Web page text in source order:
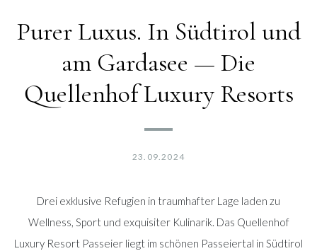
Purer Luxus. In Südtirol und
am Gardasee — Die
Quellenhof Luxury Resorts
23.09.2024
Drei exklusive Refugien in traumhafter Lage laden zu
Wellness, Sport und exquisiter Kulinarik. Das Quellenhof
Luxury Resort Passeier liegt im schönen Passeiertal in Südtirol